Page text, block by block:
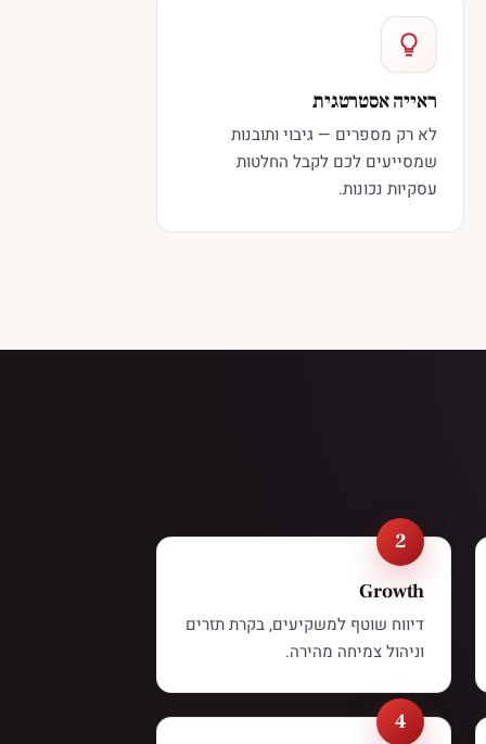
ראייה אסטרטגית
לא רק מספרים — גיבוי ותובנות
שמסייעים לכם לקבל החלטות
עסקיות נכונות.
Growth
דיווח שוטף למשקיעים, בקרת תזרים
וניהול צמיחה מהירה.